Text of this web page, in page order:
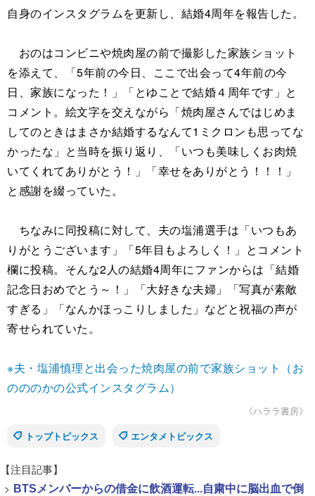
自身のインスタグラムを更新し、結婚4周年を報告した。
おのはコンビニや焼肉屋の前で撮影した家族ショット
を添えて、「5年前の今日、ここで出会って4年前の今
日、家族になった！」「とゆことで結婚４周年です」と
コメント。絵文字を交えながら「焼肉屋さんではじめま
してのときはまさか結婚するなんて1ミクロンも思ってな
かったな」と当時を振り返り、「いつも美味しくお肉焼
いてくれてありがとう！」「幸せをありがとう！！！」
と感謝を綴っていた。
ちなみに同投稿に対して、夫の塩浦選手は「いつもあ
りがとうございます」「5年目もよろしく！」とコメント
欄に投稿。そんな2人の結婚4周年にファンからは「結婚
記念日おめでとう～！」「大好きな夫婦」「写真が素敵
すぎる」「なんかほっこりしました」などと祝福の声が
寄せられていた。
※夫・塩浦慎理と出会った焼肉屋の前で家族ショット（お
のののかの公式インスタグラム）
《ハララ書房》
トップトピックス
エンタメトピックス
【注目記事】
> BTSメンバーからの借金に飲酒運転...自粛中に脳出血で倒